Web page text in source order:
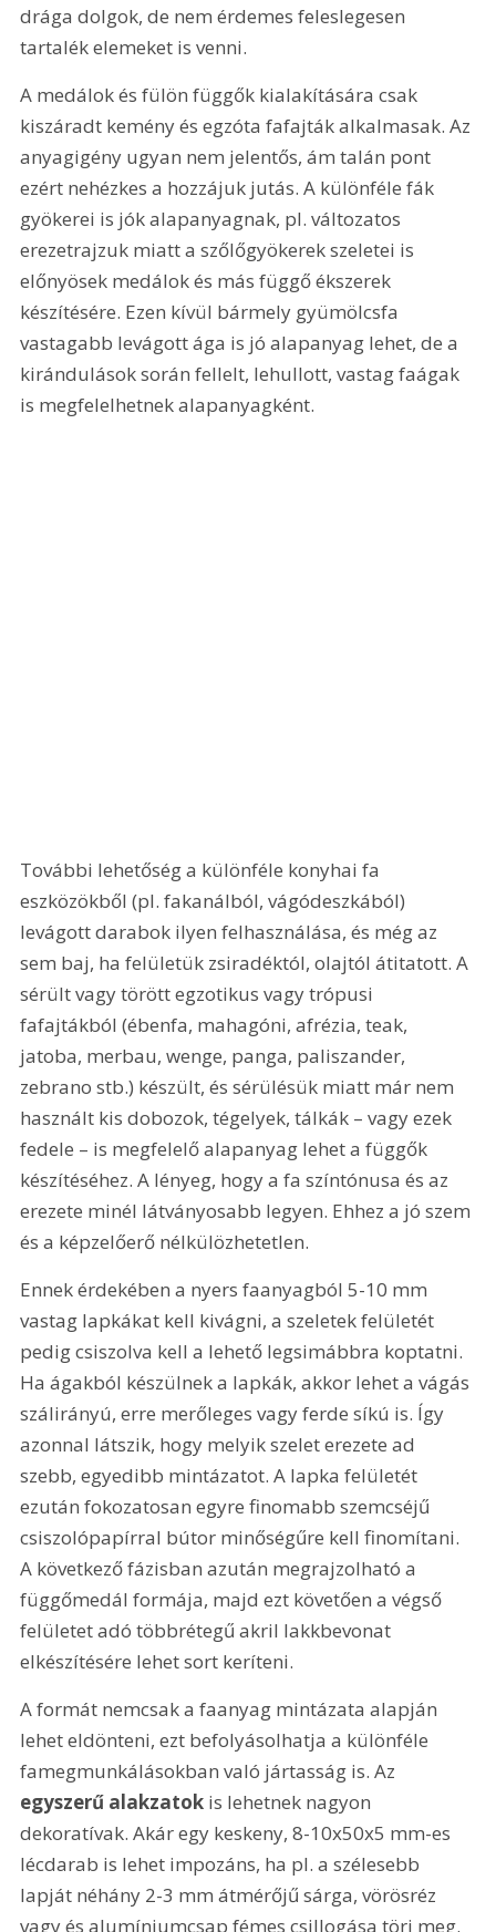
drága dolgok, de nem érdemes feleslegesen
tartalék elemeket is venni.
A medálok és fülön függők kialakítására csak
kiszáradt kemény és egzóta fafajták alkalmasak. Az
anyagigény ugyan nem jelentős, ám talán pont
ezért nehézkes a hozzájuk jutás. A különféle fák
gyökerei is jók alapanyagnak, pl. változatos
erezetrajzuk miatt a szőlőgyökerek szeletei is
előnyösek medálok és más függő ékszerek
készítésére. Ezen kívül bármely gyümölcsfa
vastagabb levágott ága is jó alapanyag lehet, de a
kirándulások során fellelt, lehullott, vastag faágak
is megfelelhetnek alapanyagként.
További lehetőség a különféle konyhai fa
eszközökből (pl. fakanálból, vágódeszkából)
levágott darabok ilyen felhasználása, és még az
sem baj, ha felületük zsiradéktól, olajtól átitatott. A
sérült vagy törött egzotikus vagy trópusi
fafajtákból (ébenfa, mahagóni, afrézia, teak,
jatoba, merbau, wenge, panga, paliszander,
zebrano stb.) készült, és sérülésük miatt már nem
használt kis dobozok, tégelyek, tálkák – vagy ezek
fedele – is megfelelő alapanyag lehet a függők
készítéséhez. A lényeg, hogy a fa színtónusa és az
erezete minél látványosabb legyen. Ehhez a jó szem
és a képzelőerő nélkülözhetetlen.
Ennek érdekében a nyers faanyagból 5-10 mm
vastag lapkákat kell kivágni, a szeletek felületét
pedig csiszolva kell a lehető legsimábbra koptatni.
Ha ágakból készülnek a lapkák, akkor lehet a vágás
szálirányú, erre merőleges vagy ferde síkú is. Így
azonnal látszik, hogy melyik szelet erezete ad
szebb, egyedibb mintázatot. A lapka felületét
ezután fokozatosan egyre finomabb szemcséjű
csiszolópapírral bútor minőségűre kell finomítani.
A következő fázisban azután megrajzolható a
függőmedál formája, majd ezt követően a végső
felületet adó többrétegű akril lakkbevonat
elkészítésére lehet sort keríteni.
A formát nemcsak a faanyag mintázata alapján
lehet eldönteni, ezt befolyásolhatja a különféle
famegmunkálásokban való jártasság is. Az
egyszerű alakzatok is lehetnek nagyon
dekoratívak. Akár egy keskeny, 8-10x50x5 mm-es
lécdarab is lehet impozáns, ha pl. a szélesebb
lapját néhány 2-3 mm átmérőjű sárga, vörösréz
vagy és alumíniumcsap fémes csillogása töri meg.